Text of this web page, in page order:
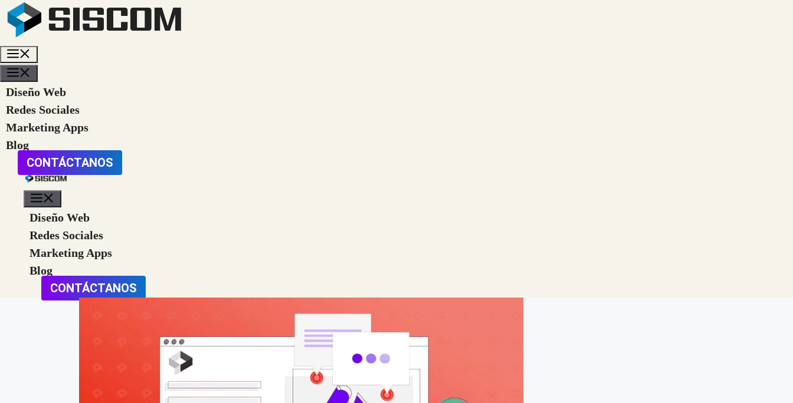
Saltar
contenido
Diseño Web
Redes Sociales
Marketing Apps
Blog
CONTÁCTANOS
Diseño Web
Redes Sociales
Marketing Apps
Blog
CONTÁCTANOS